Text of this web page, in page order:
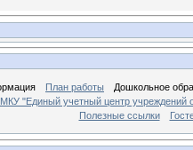
План работы
Дошкольное
МКУ "Единый учетный центр учреждений
Полезные ссылки